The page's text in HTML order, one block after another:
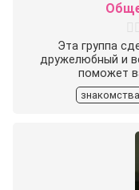
Эта группа
дружелюбный и
поможет
знакомства